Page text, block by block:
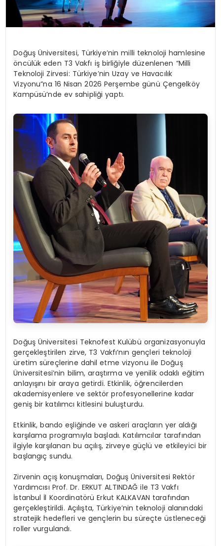
Doğuş Üniversitesi, Türkiye’nin milli teknoloji hamlesine
öncülük eden T3 Vakfı iş birliğiyle düzenlenen “Milli
Teknoloji Zirvesi: Türkiye’nin Uzay ve Havacılık
Vizyonu”na 16 Nisan 2026 Perşembe günü Çengelköy
Kampüsü’nde ev sahipliği yaptı.
Doğuş Üniversitesi Teknofest Kulübü organizasyonuyla
gerçekleştirilen zirve, T3 Vakfı’nın gençleri teknoloji
üretim süreçlerine dahil etme vizyonu ile Doğuş
Üniversitesi’nin bilim, araştırma ve yenilik odaklı eğitim
anlayışını bir araya getirdi. Etkinlik, öğrencilerden
akademisyenlere ve sektör profesyonellerine kadar
geniş bir katılımcı kitlesini buluşturdu.
Etkinlik, bando eşliğinde ve askeri araçların yer aldığı
karşılama programıyla başladı. Katılımcılar tarafından
ilgiyle karşılanan bu açılış, zirveye güçlü ve etkileyici bir
başlangıç sundu.
Zirvenin açış konuşmaları, Doğuş Üniversitesi Rektör
Yardımcısı Prof. Dr. ERKUT ALTINDAĞ ile T3 Vakfı
İstanbul İl Koordinatörü Erkut KALKAVAN tarafından
gerçekleştirildi. Açılışta, Türkiye’nin teknoloji alanındaki
stratejik hedefleri ve gençlerin bu süreçte üstleneceği
roller vurgulandı.